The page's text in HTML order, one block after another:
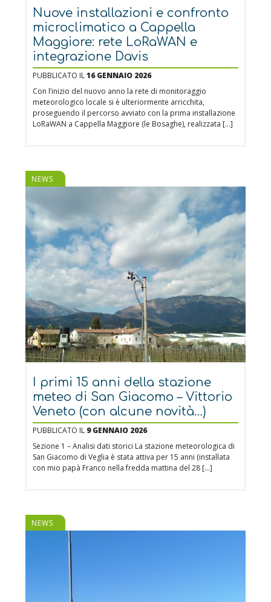
Nuove installazioni e confronto
microclimatico a Cappella
Maggiore: rete LoRaWAN e
integrazione Davis
PUBBLICATO IL16 GENNAIO 2026
Con l’inizio del nuovo anno la rete di monitoraggio
meteorologico locale si è ulteriormente arricchita,
proseguendo il percorso avviato con la prima installazione
LoRaWAN a Cappella Maggiore (le Bosaghe), realizzata […]
NEWS
I primi 15 anni della stazione
meteo di San Giacomo – Vittorio
Veneto (con alcune novità…)
PUBBLICATO IL 9 GENNAIO 2026
Sezione 1 – Analisi dati storici La stazione meteorologica di
San Giacomo di Veglia è stata attiva per 15 anni (installata
con mio papà Franco nella fredda mattina del 28 […]
NEWS